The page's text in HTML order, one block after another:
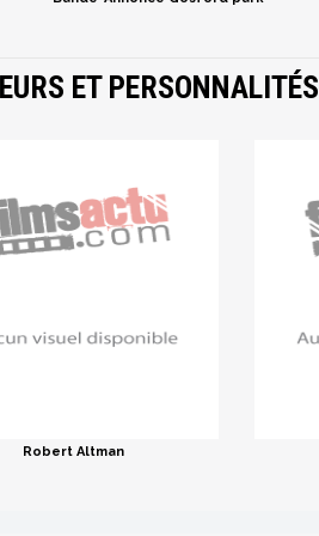
ET PERSONNALITÉS
Robert Altman